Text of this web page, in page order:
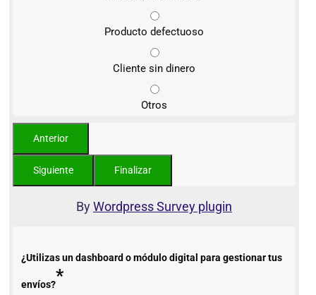
Producto defectuoso
Cliente sin dinero
Otros
ByWordpress Survey plugin
¿Utilizas un dashboard o módulo digital para gestionar tus
envíos?*